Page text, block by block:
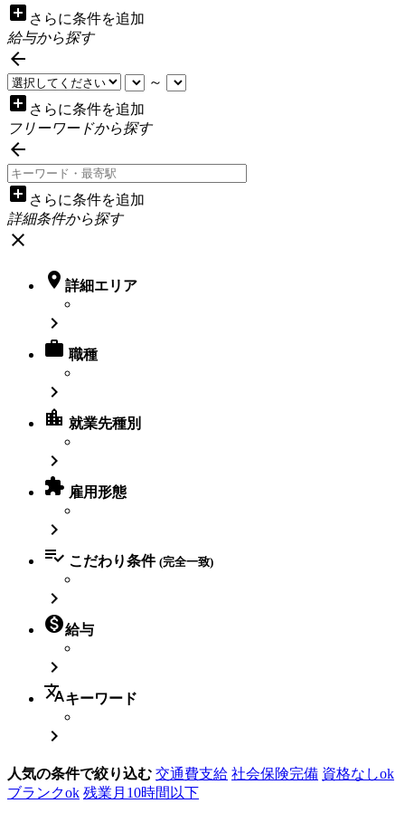
add_box さらに条件を追加
給与から探す

～
add_box さらに条件を追加
フリーワードから探す

add_box さらに条件を追加
詳細条件から探す
close
 詳細エリア

 職種

location_city 就業先種別

 雇用形態

 こだわり条件 (完全一致)

給与

translateキーワード

人気の条件で絞り込む 交通費支給 社会保険完備 資格なしok
ブランクok 残業月10時間以下